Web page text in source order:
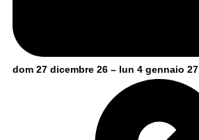
dom 27 dicembre 26 – lun 4 gennaio 27